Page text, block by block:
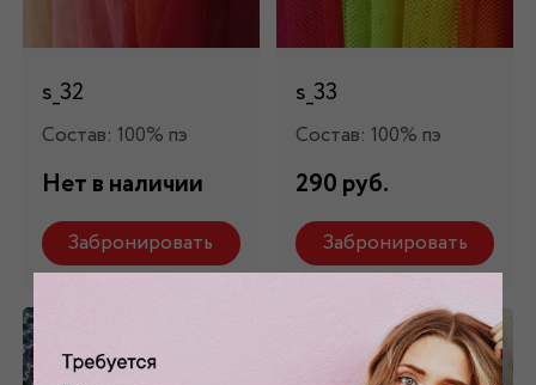
s_32
Состав: 100% пэ
Нет в наличии
Забронировать
s_33
Состав: 100% пэ
290 руб.
Забронировать